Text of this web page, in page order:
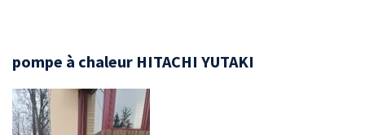
pompe à chaleur HITACHI YUTAKI